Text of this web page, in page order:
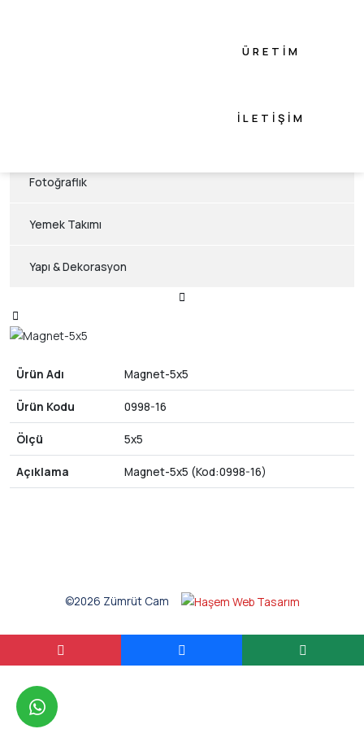
ÜRETIM
İLETIŞIM
whatsapp
Fotoğraflık
Yemek Takımı
Yapı & Dekorasyon
Ürün Adı Magnet-5x5
Ürün Kodu 0998-16
Ölçü 5x5
Açıklama Magnet-5x5 (Kod:0998-16)
©2026 Zümrüt Cam